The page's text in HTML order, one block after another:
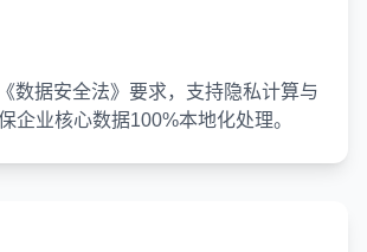
数据安全法》要求，支持隐私计算与
企业核心数据100%本地化处理。